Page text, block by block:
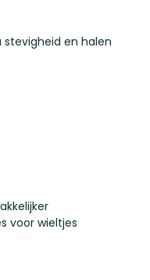
en halen
voor wieltjes